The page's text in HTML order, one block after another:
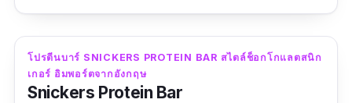
แอลคาร์เนทีน ช่วยเพิ่มมวลกล้ามเนื้อ ลดไขมัน
ข้อมูลเฉพาะ
โปรตีนบาร์ SNICKERS PROTEIN BAR สไตล์ช็อกโกแลตสนิก
เกอร์ อิมพอร์ตจากอังกฤษ
Snickers Protein Bar